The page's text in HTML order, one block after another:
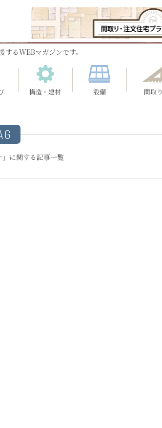
るWEBマガジンです。
構造・建材 設備 間取り
に関する記事一覧